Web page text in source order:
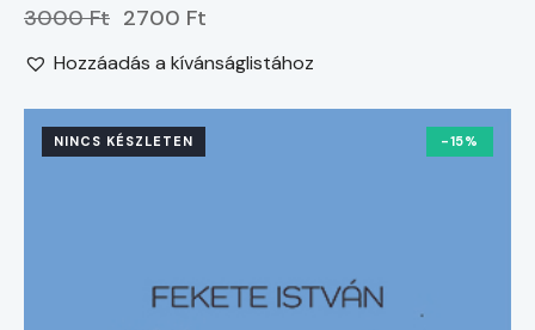
3000 Ft 2700 Ft
Hozzáadás a kívánságlistához
NINCS KÉSZLETEN -15%